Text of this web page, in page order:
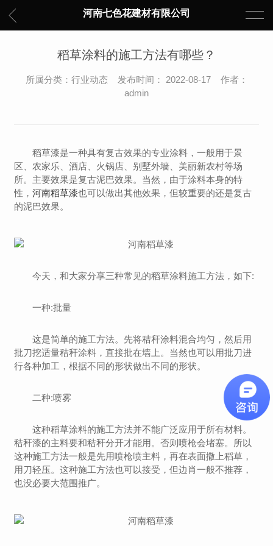
河南七色花建材有限公司
稻草涂料的施工方法有哪些？
所属分类：行业动态 发布时间： 2022-08-17 作者：
admin
稻草漆是一种具有复古效果的专业涂料，一般用于景
区、农家乐、酒店、火锅店、别墅外墙、美丽新农村等场
所。主要效果是复古泥巴效果。当然，由于涂料本身的特
性，河南稻草漆也可以做出其他效果，但较重要的还是复古
的泥巴效果。
今天，和大家分享三种常见的稻草涂料施工方法，如下:
一种:批量
这是简单的施工方法。先将秸秆涂料混合均匀，然后用
批刀挖适量秸秆涂料，直接批在墙上。当然也可以用批刀进
行各种加工，根据不同的形状做出不同的形状。
二种:喷雾
这种稻草涂料的施工方法并不能广泛应用于所有材料。
秸秆漆的主料要和秸秆分开才能用。否则喷枪会堵塞。所以
这种施工方法一般是先用喷枪喷主料，再在表面撒上稻草，
用刀轻压。这种施工方法也可以接受，但边肖一般不推荐，
也没必要大范围推广。